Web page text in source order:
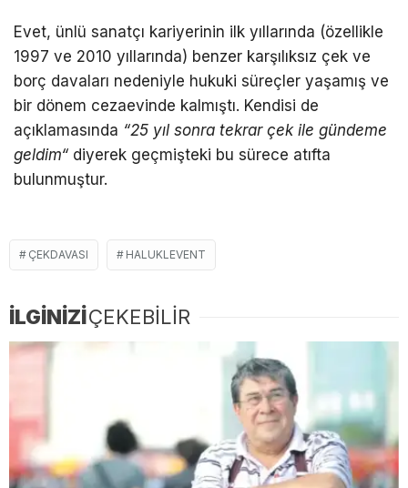
Evet, ünlü sanatçı kariyerinin ilk yıllarında (özellikle
1997 ve 2010 yıllarında) benzer karşılıksız çek ve
borç davaları nedeniyle hukuki süreçler yaşamış ve
bir dönem cezaevinde kalmıştı. Kendisi de
açıklamasında “25 yıl sonra tekrar çek ile gündeme
geldim“ diyerek geçmişteki bu sürece atıfta
bulunmuştur.
ÇEKDAVASI HALUKLEVENT
İLGİNİZİÇEKEBİLİR